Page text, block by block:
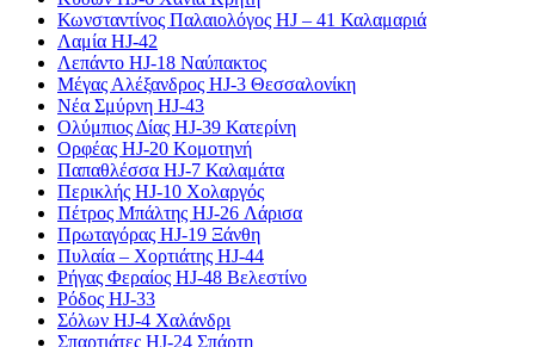
Κωνσταντίνος Παλαιολόγος HJ – 41 Καλαμαριά
Λαμία HJ-42
Λεπάντο HJ-18 Ναύπακτος
Μέγας Αλέξανδρος HJ-3 Θεσσαλονίκη
Νέα Σμύρνη HJ-43
Ολύμπιος Δίας HJ-39 Κατερίνη
Ορφέας HJ-20 Κομοτηνή
Παπαθλέσσα HJ-7 Καλαμάτα
Περικλής HJ-10 Χολαργός
Πέτρος Μπάλτης HJ-26 Λάρισα
Πρωταγόρας HJ-19 Ξάνθη
Πυλαία – Χορτιάτης HJ-44
Ρήγας Φεραίος HJ-48 Βελεστίνο
Ρόδος HJ-33
Σόλων HJ-4 Χαλάνδρι
Σπαρτιάτες HJ-24 Σπάρτη